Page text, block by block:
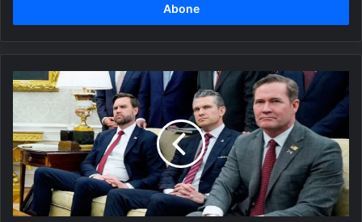
ABD’de
güvenlik
Savaş
planları
aile
grubunda
paylaşıldı!
Gizli